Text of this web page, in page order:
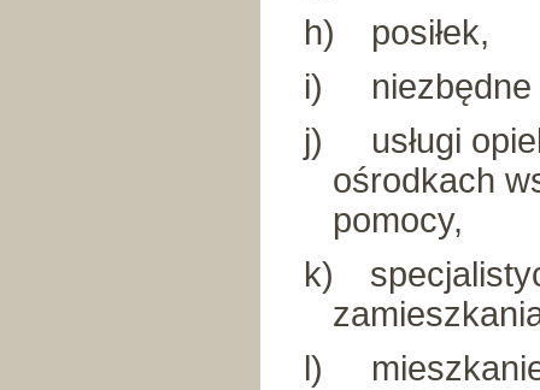
h)
posiłek,
i)
j)
usługi
ośrodkach
pomocy,
k)
l)